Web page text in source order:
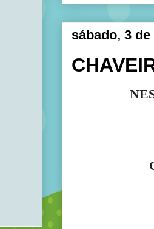
sábado, 3